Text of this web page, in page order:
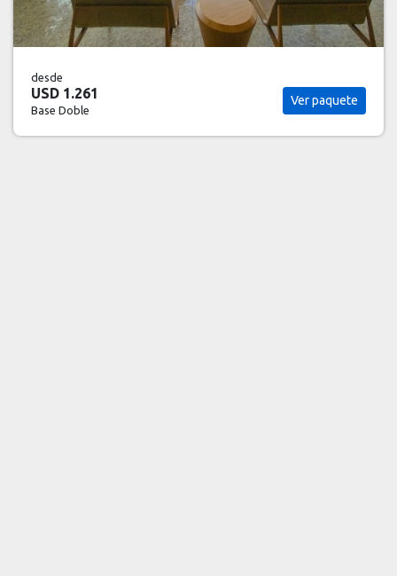
desde
USD 2.029
Base Doble
Ver paquete